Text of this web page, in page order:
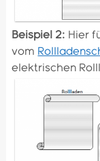
Beispiel 2: Hier
vom
elektrischen